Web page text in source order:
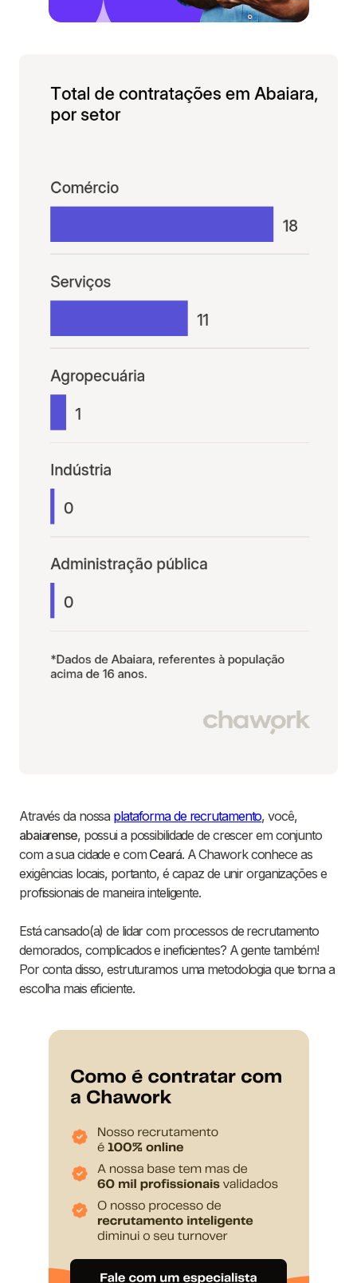
Através da nossa plataforma de recrutamento, você,
abaiarense, possui a possibilidade de crescer em conjunto
com a sua cidade e com Ceará. A Chawork conhece as
exigências locais, portanto, é capaz de unir organizações e
profissionais de maneira inteligente.
Está cansado(a) de lidar com processos de recrutamento
demorados, complicados e ineficientes? A gente também!
Por conta disso, estruturamos uma metodologia que torna a
escolha mais eficiente.